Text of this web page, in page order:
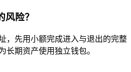
险？
，先用小额完成进入与退出的完整
长期资产使用独立钱包。